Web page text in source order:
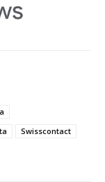
Swisscontact